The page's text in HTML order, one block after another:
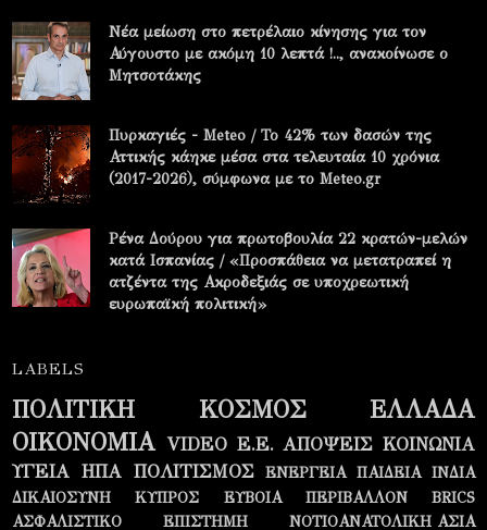
Νέα μείωση στο πετρέλαιο κίνησης για τον
Αύγουστο με ακόμη 10 λεπτά !.., ανακοίνωσε ο
Μητσοτάκης
Πυρκαγιές - Meteo / Το 42% των δασών της
Αττικής κάηκε μέσα στα τελευταία 10 χρόνια
(2017-2026), σύμφωνα με το Meteo.gr
Ρένα Δούρου για πρωτοβουλία 22 κρατών-μελών
κατά Ισπανίας / «Προσπάθεια να μετατραπεί η
ατζέντα της Ακροδεξιάς σε υποχρεωτική
ευρωπαϊκή πολιτική»
LABELS
ΠΟΛΙΤΙΚΗ ΚΟΣΜΟΣ
ΕΛΛΑΔΑ
ΟΙΚΟΝΟΜΙΑ VIDEO Ε.Ε. ΑΠΟΨΕΙΣ ΚΟΙΝΩΝΙΑ
ΥΓΕΙΑ ΗΠΑ ΠΟΛΙΤΙΣΜΟΣ ΕΝΕΡΓΕΙΑ ΠΑΙΔΕΙΑ ΙΝΔΙΑ
ΔΙΚΑΙΟΣΥΝΗ
ΚΥΠΡΟΣ ΕΥΒΟΙΑ ΠΕΡΙΒΑΛΛΟΝ
BRICS
ΑΣΦΑΛΙΣΤΙΚΟ
ΕΠΙΣΤΗΜΗ ΝΟΤΙΟΑΝΑΤΟΛΙΚΗ ΑΣΙΑ